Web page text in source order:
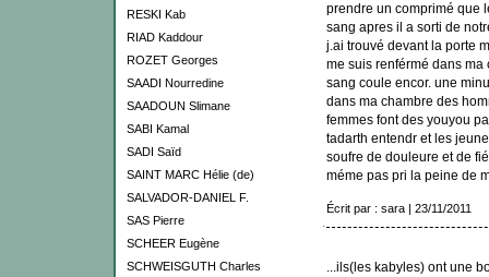
RESKI Kab
RIAD Kaddour
ROZET Georges
SAADI Nourredine
SAADOUN Slimane
SABI Kamal
SADI Saïd
SAINT MARC Hélie (de)
SALVADOR-DANIEL F.
SAS Pierre
SCHEER Eugène
SCHWEISGUTH Charles
prendre un comprimé que
sang apres il a sorti de
j.ai trouvé devant la porte
me suis renférmé dans
sang coule encor. une
dans ma chambre des
femmes font des youyou
tadarth entendr et les
soufre de douleure et de
méme pas pri la peine de
Écrit par : sara | 23/11/2011
...ils(les kabyles) ont une